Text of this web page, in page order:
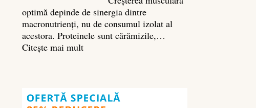
optimă depinde de sinergia dintre
macronutrienți, nu de consumul izolat al
acestora. Proteinele sunt cărămizile,…
Citește mai mult:
culturism:
ce